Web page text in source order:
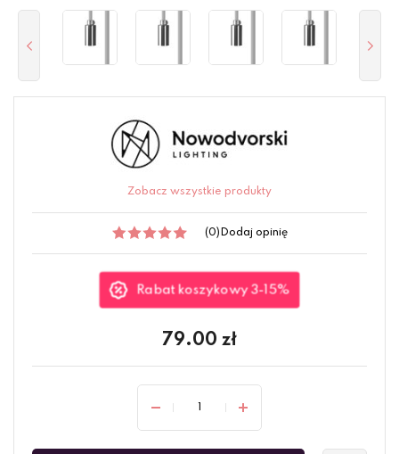
Zobacz wszystkie produkty
(0) Dodaj opinię
Rabat koszykowy 3-15%
79.00 zł